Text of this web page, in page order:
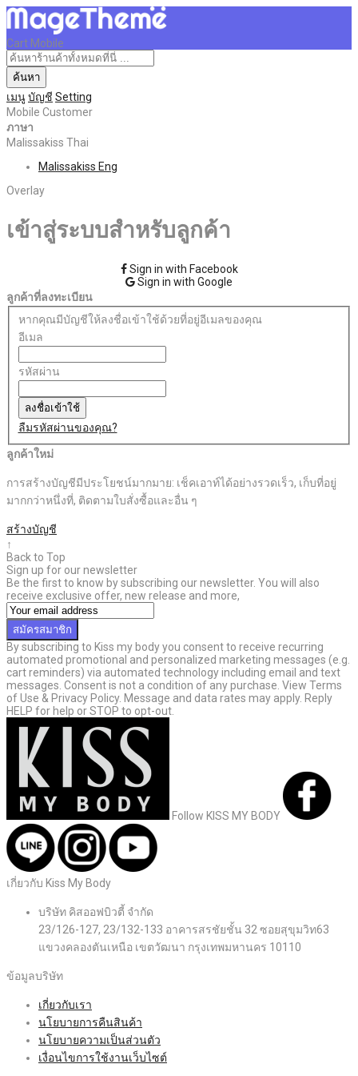
Cart Mobile
ค้นหา
เมนูบัญชี Setting
Mobile Customer
ภาษา
Malissakiss Thai
Malissakiss Eng
Overlay
เข้าสู่ระบบสำหรับลูกค้า
Sign in with Facebook
Sign in with Google
ลูกค้าที่ลงทะเบียน
หากคุณมีบัญชีให้ลงชื่อเข้าใช้ด้วยที่อยู่อีเมลของคุณ
อีเมล
รหัสผ่าน
ลงชื่อเข้าใช้
ลืมรหัสผ่านของคุณ?
ลูกค้าใหม่
การสร้างบัญชีมีประโยชน์มากมาย: เช็คเอาท์ได้อย่างรวดเร็ว, เก็บที่อยู่
มากกว่าหนึ่งที่, ติดตามใบสั่งซื้อและอื่น ๆ
สร้างบัญชี
↑
Back to Top
Sign up for our newsletter
Be the first to know by subscribing our newsletter. You will also
receive exclusive offer, new release and more,
สมัครสมาชิก
By subscribing to Kiss my body you consent to receive recurring
automated promotional and personalized marketing messages (e.g.
cart reminders) via automated technology including email and text
messages. Consent is not a condition of any purchase. View Terms
of Use & Privacy Policy. Message and data rates may apply. Reply
HELP for help or STOP to opt-out.
Follow KISS MY BODY
เกี่ยวกับ Kiss My Body
บริษัท คิสออฟบิวตี้ จำกัด
23/126-127, 23/132-133 อาคารสรชัยชั้น 32 ซอยสุขุมวิท63
แขวงคลองตันเหนือ เขตวัฒนา กรุงเทพมหานคร 10110
ข้อมูลบริษัท
เกี่ยวกับเรา
นโยบายการคืนสินค้า
นโยบายความเป็นส่วนตัว
เงื่อนไขการใช้งานเว็บไซต์